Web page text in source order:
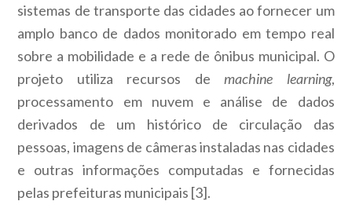
sistemas de transporte das cidades ao fornecer um
amplo banco de dados monitorado em tempo real
sobre a mobilidade e a rede de ônibus municipal. O
projeto utiliza recursos demachine learning,
processamento em nuvem e análise de dados
derivados de um histórico de circulação das
pessoas, imagens de câmeras instaladas nas cidades
e outras informações computadas e fornecidas
pelas prefeituras municipais [3].